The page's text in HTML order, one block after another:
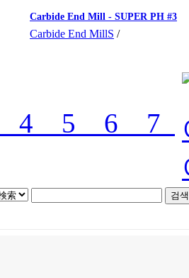
Carbide End Mill - SUPER PH #3
Carbide End MillS /
4 5 6 7